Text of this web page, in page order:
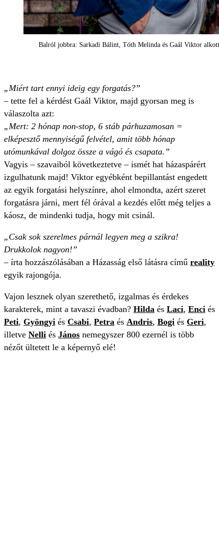
Balról jobbra: Sarkadi Bálint, Tóth Melinda és Gaál Viktor
„Miért tart ennyi ideig egy forgatás?”
– tette fel a kérdést Gaál Viktor, majd gyorsan meg is
válaszolta azt:
„Mert: 2 hónap non-stop, 6 stáb párhuzamosan =
elképesztő mennyiségű felvétel, amit több hónap
utómunkával dolgoz össze a vágó és csapata.”
Vagyis – szavaiból következtetve – ismét hat házaspárért
izgulhatunk majd! Viktor egyébként bepillantást engedett
az egyik forgatási helyszínre, ahol elmondta, azért szeret
forgatásra járni, mert fél órával a kezdés előtt még teljes a
káosz, de mindenki tudja, hogy mit csinál.
„Csak sok szerelmes párnál legyen meg a szikra!
Drukkolok nagyon!”
– írta hozzászólásában a Házasság első látásra című reality
egyik rajongója.
Vajon lesznek olyan szerethető, izgalmas és érdekes
karakterek, mint a tavaszi évadban? Hilda és Laci, Enci és
Peti, Gyöngyi és Csabi, Petra és Andris, Bogi és Geri,
illetve Nelli és János nemegyszer 800 ezernél is több
nézőt ültetett le a képernyő elé!